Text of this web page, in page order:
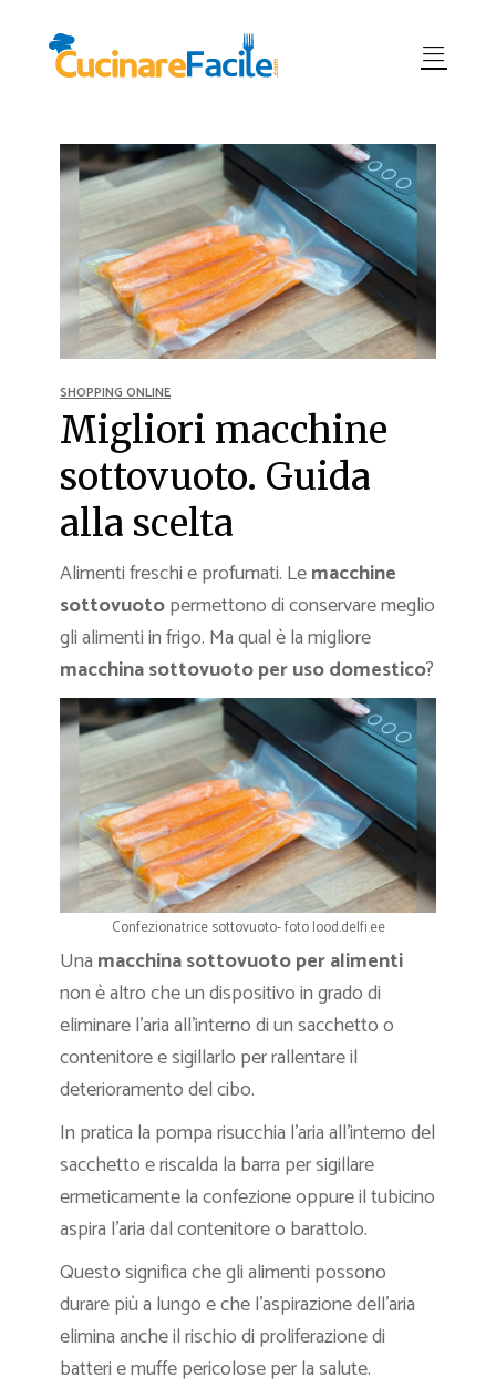
SHOPPING ONLINE
Migliori macchine
sottovuoto. Guida
alla scelta
Alimenti freschi e profumati. Lemacchine
sottovuotopermettono di conservare meglio
gli alimenti in frigo. Ma qual è la migliore
macchina sottovuoto per uso domestico?
Confezionatrice sottovuoto- foto lood.delfi.ee
Una macchina sottovuoto per alimenti
non è altro che un dispositivo in grado di
eliminare l’aria all’interno di un sacchetto o
contenitore e sigillarlo per rallentare il
deterioramento del cibo.
In pratica la pompa risucchia l’aria all’interno del
sacchetto e riscalda la barra per sigillare
ermeticamente la confezione oppure il tubicino
aspira l’aria dal contenitore o barattolo.
Questo significa che gli alimenti possono
durare più a lungo e che l’aspirazione dell’aria
elimina anche il rischio di proliferazione di
batteri e muffe pericolose per la salute.